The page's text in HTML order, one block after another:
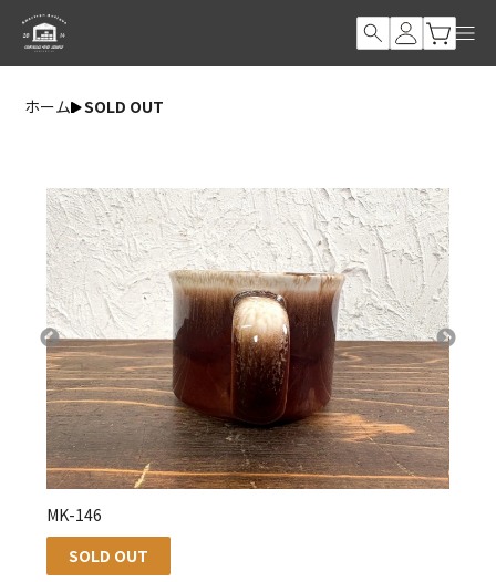
ホーム SOLD OUT
MK-146
SOLD OUT